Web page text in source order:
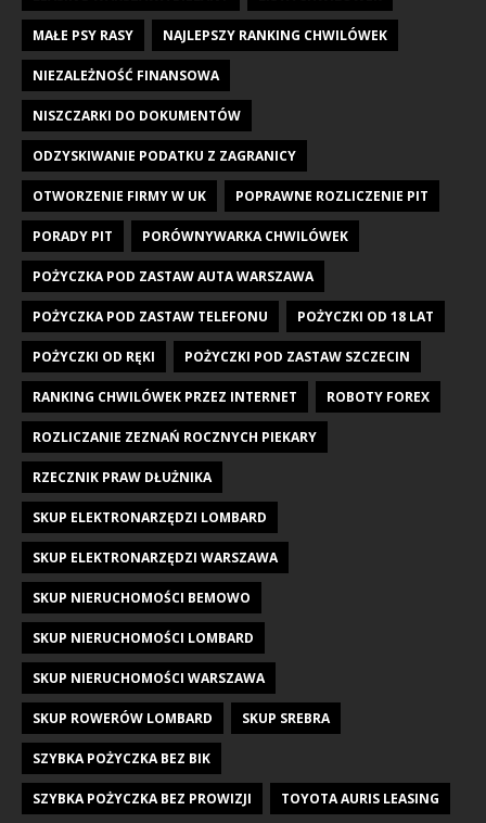
MAŁE PSY RASY NAJLEPSZY RANKING CHWILÓWEK
NIEZALEŻNOŚĆ FINANSOWA
NISZCZARKI DO DOKUMENTÓW
ODZYSKIWANIE PODATKU Z ZAGRANICY
OTWORZENIE FIRMY W UK POPRAWNE ROZLICZENIE PIT
PORADY PIT PORÓWNYWARKA CHWILÓWEK
POŻYCZKA POD ZASTAW AUTA WARSZAWA
POŻYCZKA POD ZASTAW TELEFONU POŻYCZKI OD 18 LAT
POŻYCZKI OD RĘKI POŻYCZKI POD ZASTAW SZCZECIN
RANKING CHWILÓWEK PRZEZ INTERNET ROBOTY FOREX
ROZLICZANIE ZEZNAŃ ROCZNYCH PIEKARY
RZECZNIK PRAW DŁUŻNIKA
SKUP ELEKTRONARZĘDZI LOMBARD
SKUP ELEKTRONARZĘDZI WARSZAWA
SKUP NIERUCHOMOŚCI BEMOWO
SKUP NIERUCHOMOŚCI LOMBARD
SKUP NIERUCHOMOŚCI WARSZAWA
SKUP ROWERÓW LOMBARD SKUP SREBRA
SZYBKA POŻYCZKA BEZ BIK
SZYBKA POŻYCZKA BEZ PROWIZJI TOYOTA AURIS LEASING